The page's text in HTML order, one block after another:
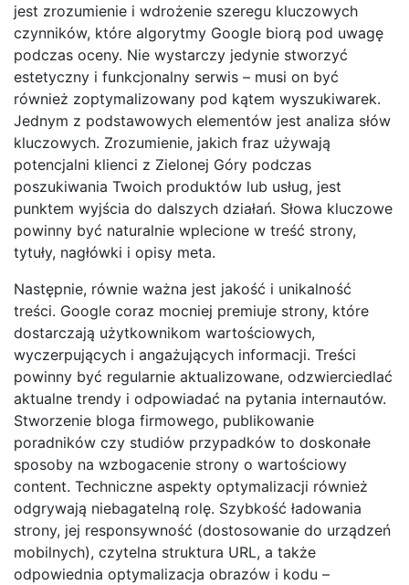
jest zrozumienie i wdrożenie szeregu kluczowych
czynników, które algorytmy Google biorą pod uwagę
podczas oceny. Nie wystarczy jedynie stworzyć
estetyczny i funkcjonalny serwis – musi on być
również zoptymalizowany pod kątem wyszukiwarek.
Jednym z podstawowych elementów jest analiza słów
kluczowych. Zrozumienie, jakich fraz używają
potencjalni klienci z Zielonej Góry podczas
poszukiwania Twoich produktów lub usług, jest
punktem wyjścia do dalszych działań. Słowa kluczowe
powinny być naturalnie wplecione w treść strony,
tytuły, nagłówki i opisy meta.
Następnie, równie ważna jest jakość i unikalność
treści. Google coraz mocniej premiuje strony, które
dostarczają użytkownikom wartościowych,
wyczerpujących i angażujących informacji. Treści
powinny być regularnie aktualizowane, odzwierciedlać
aktualne trendy i odpowiadać na pytania internautów.
Stworzenie bloga firmowego, publikowanie
poradników czy studiów przypadków to doskonałe
sposoby na wzbogacenie strony o wartościowy
content. Techniczne aspekty optymalizacji również
odgrywają niebagatelną rolę. Szybkość ładowania
strony, jej responsywność (dostosowanie do urządzeń
mobilnych), czytelna struktura URL, a także
odpowiednia optymalizacja obrazów i kodu –